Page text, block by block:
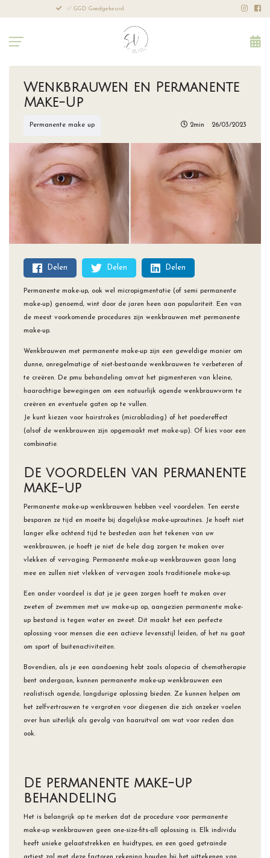
Leeftijd: vanaf 18 jaar
Wenkbrauwen en Permanente
Make-Up
Permanente make up 2min 26/03/2023
Delen Delen Delen
Permanente make-up, ook wel micropigmentatie (of semi permanente
make-up) genoemd, wint door de jaren heen aan populariteit. Een van
de meest voorkomende procedures zijn wenkbrauwen met permanente
make-up.
Wenkbrauwen met permanente make-up zijn een geweldige manier om
dunne, onregelmatige of niet-bestaande wenkbrauwen te verbeteren of
te creëren. De pmu behandeling omvat het pigmenteren van kleine,
haarachtige bewegingen om een ​​natuurlijk ogende wenkbrauwvorm te
creëren en eventuele gaten op te vullen.
Je kunt kiezen voor hairstrokes (microblading) of het poedereffect
(alsof de wenkbrauwen zijn opgemaakt met make-up). Of kies voor een
combinatie.
De voordelen van permanente
make-up
Permanente make-up wenkbrauwen hebben veel voordelen. Ten eerste
besparen ze tijd en moeite bij dagelijkse make-uproutines. Je hoeft niet
langer elke ochtend tijd te besteden aan het tekenen van uw
wenkbrauwen, je hoeft je niet de hele dag zorgen te maken over
vlekken of vervaging. Permanente make-up wenkbrauwen gaan lang
mee en zullen niet vlekken of vervagen zoals traditionele make-up.
Een ander voordeel is dat je je geen zorgen hoeft te maken over
zweten of zwemmen met uw make-up op, aangezien permanente make-
up bestand is tegen water en zweet. Dit maakt het een perfecte
oplossing voor mensen die een actieve levensstijl leiden, of het nu gaat
om sport of buitenactiviteiten.
Bovendien, als je een aandoening hebt zoals alopecia of chemotherapie
bent ondergaan, kunnen permanente make-up wenkbrauwen een
realistisch ogende, langdurige oplossing bieden. Ze kunnen helpen om
het zelfvertrouwen te vergroten voor diegenen die zich onzeker voelen
over hun uiterlijk als gevolg van haaruitval om wat voor reden dan
ook.
De permanente make-up
behandeling
Het is belangrijk op te merken dat de procedure voor permanente
make-up wenkbrauwen geen one-size-fits-all oplossing is. Elk individu
heeft unieke gelaatstrekken en huidtypes, en een goed getrainde